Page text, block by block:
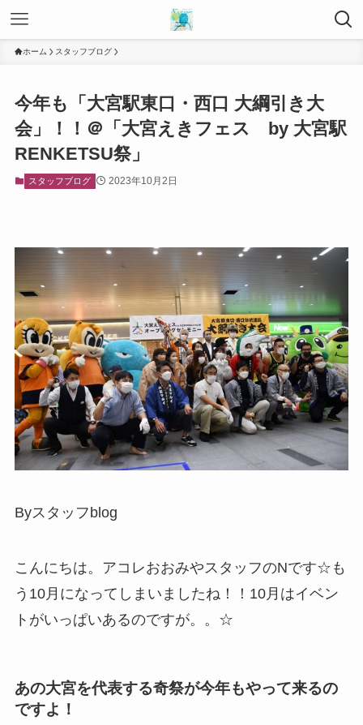
ホーム スタッフブログ
今年も「大宮駅東口・西口 大綱引き大
会」！！＠「大宮えきフェス by 大宮駅
RENKETSU祭」
スタッフブログ 2023年10月2日
Byスタッフblog
こんにちは。アコレおおみやスタッフのNです☆も
う10月になってしまいましたね！！10月はイベン
トがいっぱいあるのですが。。☆
あの大宮を代表する奇祭が今年もやって来るの
ですよ！